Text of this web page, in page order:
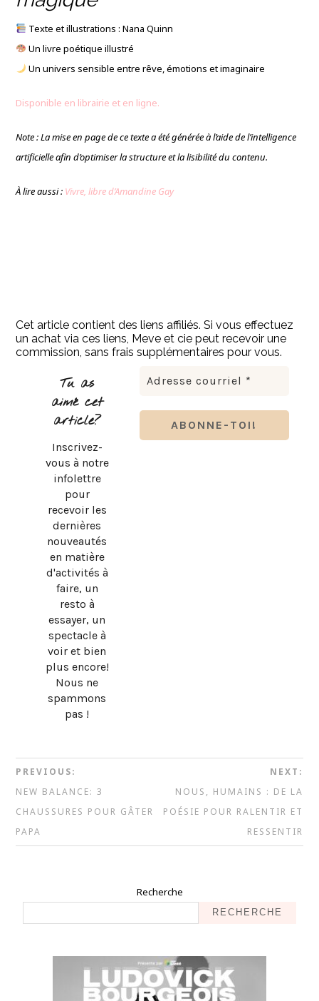
Texte et illustrations : Nana Quinn
Un livre poétique illustré
Un univers sensible entre rêve, émotions et imaginaire
Disponible en librairie et en ligne.
Note : La mise en page de ce texte a été générée à l’aide de l’intelligence
artificielle afin d’optimiser la structure et la lisibilité du contenu.
À lire aussi : Vivre, libre d’Amandine Gay
Cet article contient des liens affiliés. Si vous effectuez
un achat via ces liens, Meve et cie peut recevoir une
commission, sans frais supplémentaires pour vous.
Tu as
aimé cet
article?
Inscrivez-
vous à notre
infolettre
pour
recevoir les
dernières
nouveautés
en matière
d'activités à
faire, un
resto à
essayer, un
spectacle à
voir et bien
plus encore!
Nous ne
spammons
pas !
PREVIOUS:
NEW BALANCE: 3
CHAUSSURES POUR GÂTER
PAPA
NEXT:
NOUS, HUMAINS : DE LA
POÉSIE POUR RALENTIR ET
RESSENTIR
Recherche
RECHERCHE